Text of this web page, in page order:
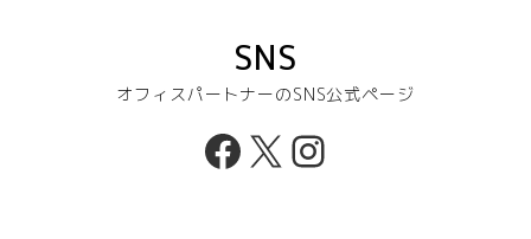
SNS
オフィスパートナーのSNS公式ページ
Facebook
X Instagram